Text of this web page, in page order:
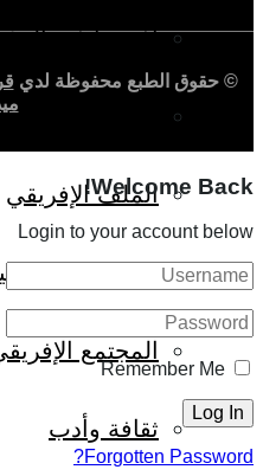
إفريقيا في
الملف الإفريقي
الصحافة
المجتمع
ثقافة وأدب
© حقوق الطبع محفوظة لدي
Welcome Back!
Login to your account below
Remember Me
Forgotten Password?